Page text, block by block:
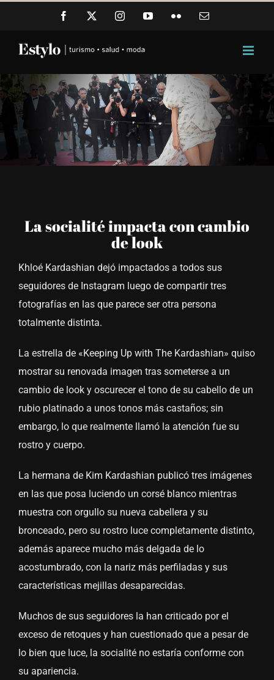
content
Facebook InstagramYouTubeFlickr Email
Larger
La socialité impacta con cambio
de look
Khloé Kardashian dejó impactados a todos sus
seguidores de Instagram luego de compartir tres
fotografías en las que parece ser otra persona
totalmente distinta.
La estrella de «Keeping Up with The Kardashian» quiso
mostrar su renovada imagen tras someterse a un
cambio de look y oscurecer el tono de su cabello de un
rubio platinado a unos tonos más castaños; sin
embargo, lo que realmente llamó la atención fue su
rostro y cuerpo.
La hermana de Kim Kardashian publicó tres imágenes
en las que posa luciendo un corsé blanco mientras
muestra con orgullo su nueva cabellera y su
bronceado, pero su rostro luce completamente distinto,
además aparece mucho más delgada de lo
acostumbrado, con la nariz más perfiladas y sus
características mejillas desaparecidas.
Muchos de sus seguidores la han criticado por el
exceso de retoques y han cuestionado que a pesar de
lo bien que luce, la socialité no estaría conforme con
su apariencia.